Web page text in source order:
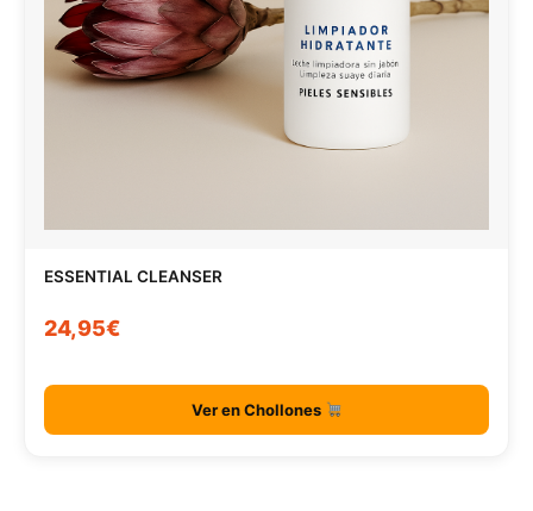
ESSENTIAL CLEANSER
24,95€
Ver en Chollones